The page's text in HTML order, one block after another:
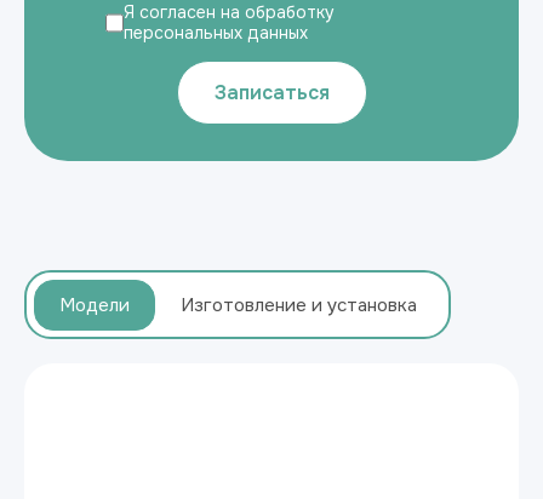
Я согласен на обработку
персональных данных
Записаться
Модели Изготовление и установка